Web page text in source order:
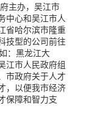
主办，吴江市
中心和吴江市人
省哈尔滨市隆重
技型的公司前往
：黑龙江大
江市人民政府组
市政府关于人才
，以便我市经济
保障和智力支